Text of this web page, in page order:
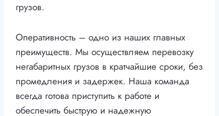
грузов.
Оперативность – одно из наших главных
преимуществ. Мы осуществляем перевозку
негабаритных грузов в кратчайшие сроки, без
промедления и задержек. Наша команда
всегда готова приступить к работе и
обеспечить быструю и надежную